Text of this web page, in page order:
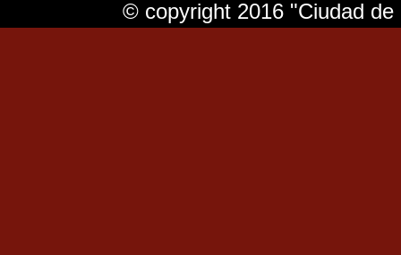
© copyright 2016 "Ciudad